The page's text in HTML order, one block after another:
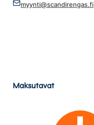
myynti@scandirengas.fi
Maksutavat